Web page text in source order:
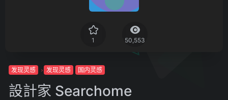
1 50,553
发现灵感 发现灵感 国内灵感
設計家 Searchome